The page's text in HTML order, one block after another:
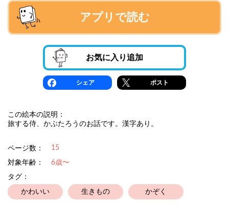
アプリで読む
お気に入り追加
シェア ポスト
この絵本の説明：
旅する侍、かぶたろうのお話です。漢字あり。
ページ数： 15
対象年齢：
6歳〜
タグ：
かわいい 生きもの かぞく